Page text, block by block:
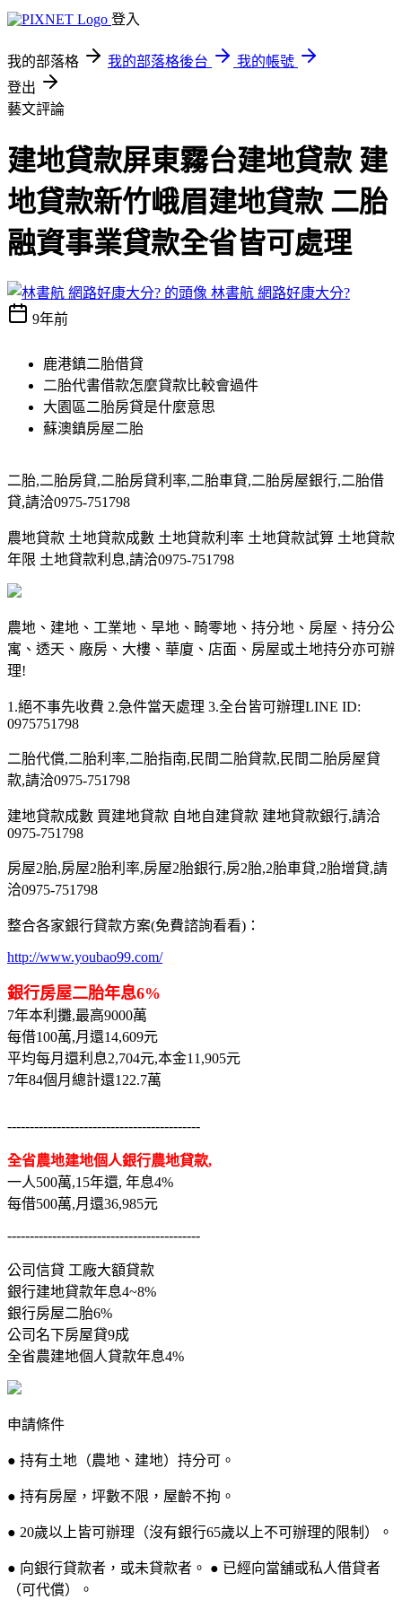
登入
我的部落格 我的部落格後台
我的帳號
登出
藝文評論
建地貸款屏東霧台建地貸款 建
地貸款新竹峨眉建地貸款 二胎
融資事業貸款全省皆可處理
林書航 網路好康大分?
9年前
鹿港鎮二胎借貸
二胎代書借款怎麼貸款比較會過件
大園區二胎房貸是什麼意思
蘇澳鎮房屋二胎
二胎,二胎房貸,二胎房貸利率,二胎車貸,二胎房屋銀行,二胎借
貸,請洽0975-751798
農地貸款 土地貸款成數 土地貸款利率 土地貸款試算 土地貸款
年限 土地貸款利息,請洽0975-751798
農地、建地、工業地、旱地、畸零地、持分地、房屋、持分公
寓、透天、廠房、大樓、華廈、店面、房屋或土地持分亦可辦
理!
1.絕不事先收費 2.急件當天處理 3.全台皆可辦理LINE ID:
0975751798
二胎代償,二胎利率,二胎指南,民間二胎貸款,民間二胎房屋貸
款,請洽0975-751798
建地貸款成數 買建地貸款 自地自建貸款 建地貸款銀行,請洽
0975-751798
房屋2胎,房屋2胎利率,房屋2胎銀行,房2胎,2胎車貸,2胎增貸,請
洽0975-751798
整合各家銀行貸款方案(免費諮詢看看)：
http://www.youbao99.com/
銀行房屋二胎年息6%
7年本利攤,最高9000萬
每借100萬,月還14,609元
平均每月還利息2,704元,本金11,905元
7年84個月總計還122.7萬
-------------------------------------------
全省農地建地個人銀行農地貸款,
一人500萬,15年還, 年息4%
每借500萬,月還36,985元
-------------------------------------------
公司信貸 工廠大額貸款
銀行建地貸款年息4~8%
銀行房屋二胎6%
公司名下房屋貸9成
全省農建地個人貸款年息4%
申請條件
● 持有土地（農地、建地）持分可。
● 持有房屋，坪數不限，屋齡不拘。
● 20歲以上皆可辦理（沒有銀行65歲以上不可辦理的限制）。
● 向銀行貸款者，或未貸款者。 ● 已經向當舖或私人借貸者
（可代償）。